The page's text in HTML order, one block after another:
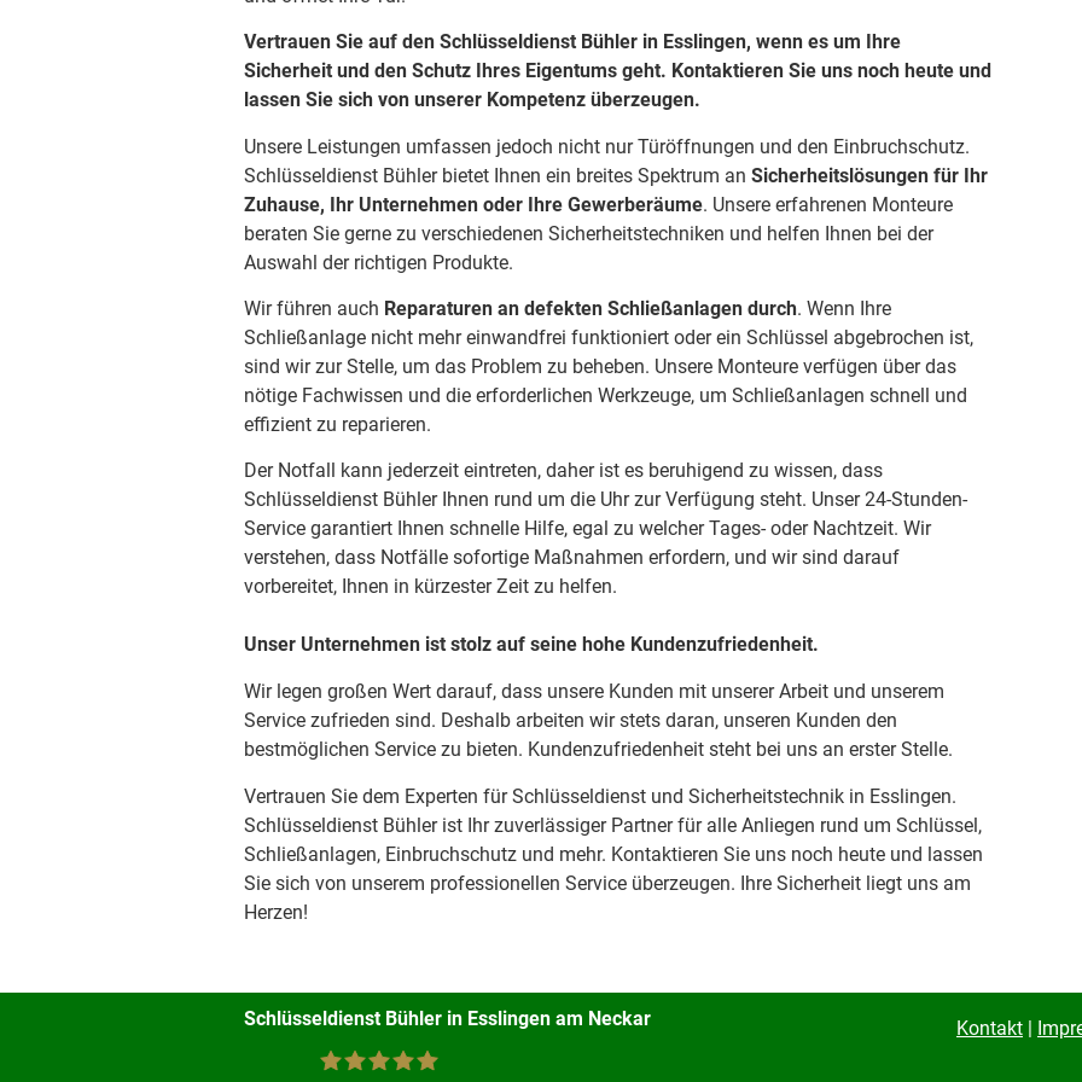
Vertrauen Sie auf den Schlüsseldienst Bühler in Esslingen, wenn es um Ihre
Sicherheit und den Schutz Ihres Eigentums geht. Kontaktieren Sie uns noch heute und
lassen Sie sich von unserer Kompetenz überzeugen.
Unsere Leistungen umfassen jedoch nicht nur Türöffnungen und den Einbruchschutz.
Schlüsseldienst Bühler bietet Ihnen ein breites Spektrum an Sicherheitslösungen für Ihr
Zuhause, Ihr Unternehmen oder Ihre Gewerberäume. Unsere erfahrenen Monteure
beraten Sie gerne zu verschiedenen Sicherheitstechniken und helfen Ihnen bei der
Auswahl der richtigen Produkte.
Wir führen auch Reparaturen an defekten Schließanlagen durch. Wenn Ihre
Schließanlage nicht mehr einwandfrei funktioniert oder ein Schlüssel abgebrochen ist,
sind wir zur Stelle, um das Problem zu beheben. Unsere Monteure verfügen über das
nötige Fachwissen und die erforderlichen Werkzeuge, um Schließanlagen schnell und
effizient zu reparieren.
Der Notfall kann jederzeit eintreten, daher ist es beruhigend zu wissen, dass
Schlüsseldienst Bühler Ihnen rund um die Uhr zur Verfügung steht. Unser 24-Stunden-
Service garantiert Ihnen schnelle Hilfe, egal zu welcher Tages- oder Nachtzeit. Wir
verstehen, dass Notfälle sofortige Maßnahmen erfordern, und wir sind darauf
vorbereitet, Ihnen in kürzester Zeit zu helfen.
Unser Unternehmen ist stolz auf seine hohe Kundenzufriedenheit.
Wir legen großen Wert darauf, dass unsere Kunden mit unserer Arbeit und unserem
Service zufrieden sind. Deshalb arbeiten wir stets daran, unseren Kunden den
bestmöglichen Service zu bieten. Kundenzufriedenheit steht bei uns an erster Stelle.
Vertrauen Sie dem Experten für Schlüsseldienst und Sicherheitstechnik in Esslingen.
Schlüsseldienst Bühler ist Ihr zuverlässiger Partner für alle Anliegen rund um Schlüssel,
Schließanlagen, Einbruchschutz und mehr. Kontaktieren Sie uns noch heute und lassen
Sie sich von unserem professionellen Service überzeugen. Ihre Sicherheit liegt uns am
Herzen!
Schlüsseldienst Bühler in Esslingen am Neckar Kontakt |